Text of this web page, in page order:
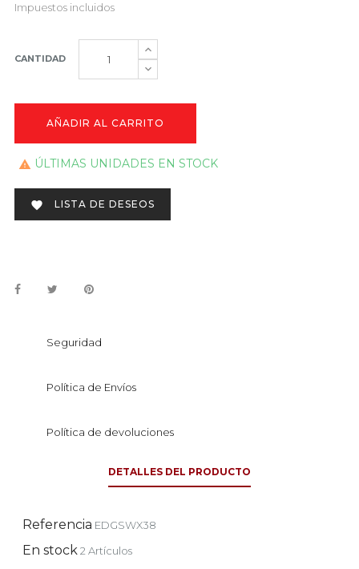
Impuestos incluidos
CANTIDAD
AÑADIR AL CARRITO
 ÚLTIMAS UNIDADES EN STOCK
 LISTA DE DESEOS
Seguridad
Política de Envíos
Política de devoluciones
DETALLES DEL PRODUCTO
Referencia EDGSWX38
En stock2 Artículos